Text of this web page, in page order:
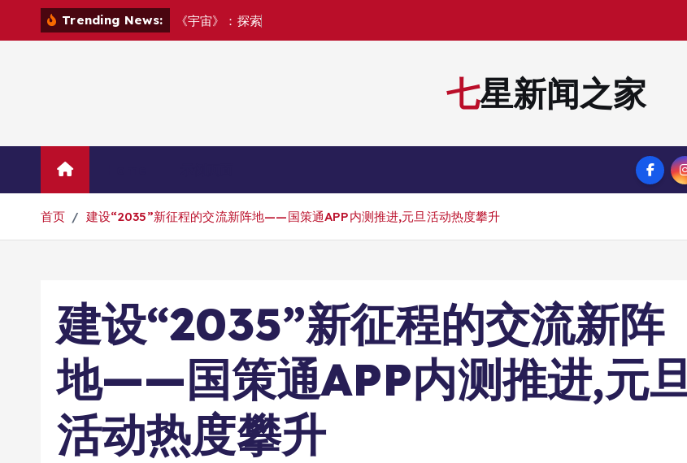
Trending News: 《宇宙》 ： 探索
七星新闻之家
首页 建设“2035”新征程的交流新阵地——国策通APP内测推进,元旦活动热度攀升
建设“2035”新征程的交流新阵
地——国策通APP内测推进,元
活动热度攀升